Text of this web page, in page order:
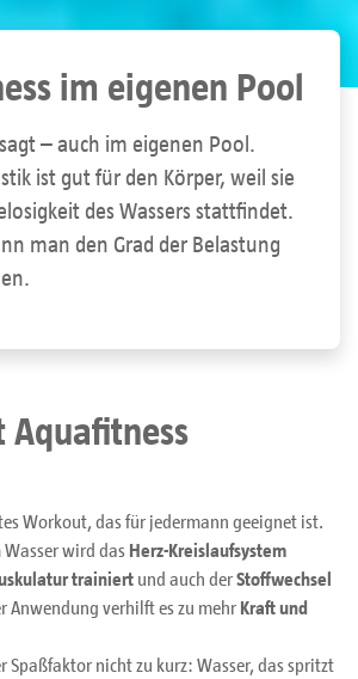
im eigenen Pool
– auch im eigenen Pool.
ist gut für den Körper, weil sie
des Wassers stattfindet.
man den Grad der Belastung
Aquafitness
Workout, das für jedermann geeignet ist.
wird das Herz-Kreislaufsystem
trainiert und auch derStoffwechsel
Anwendung verhilft es zu mehr Kraft und
Spaßfaktor nicht zu kurz: Wasser, das spritzt